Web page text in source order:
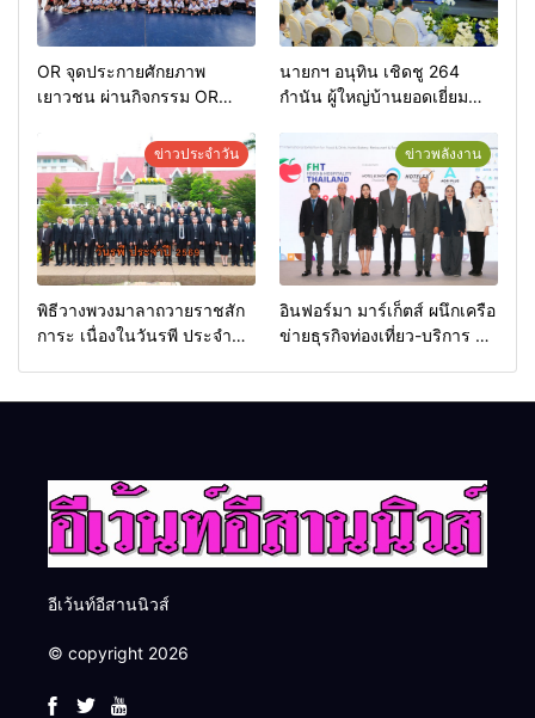
OR จุดประกายศักยภาพ
เยาวชน ผ่านกิจกรรม OR
นายกฯ อนุทิน เชิดชู 264
กำนัน ผู้ใหญ่บ้านยอดเยี่ยม
เกียรติยศแห่งการเสียสละ”
ข่าวประจำวัน
พิธีวางพวงมาลาถวายราชสัก
การะ เนื่องในวันรพี ประจำปี
ข่าวพลังงาน
อินฟอร์มา มาร์เก็ตส์ ผนึกเครือ
ข่ายธุรกิจท่องเที่ยว-บริการ จัด
อีเว้นท์อีสานนิวส์
© copyright 2026